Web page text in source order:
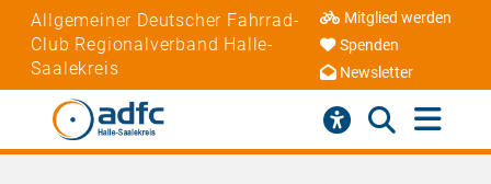
Allgemeiner Deutscher Fahrrad-
Club Regionalverband Halle-
Saalekreis
Mitglied werden
Spenden
Newsletter